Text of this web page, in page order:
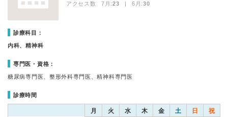
アクセス数 7月:23 | 6月:30
診療科目：
内科、精神科
専門医・資格：
糖尿病専門医、整形外科専門医、精神科専門医
診療時間
月 火 水 木 金 土 日 祝